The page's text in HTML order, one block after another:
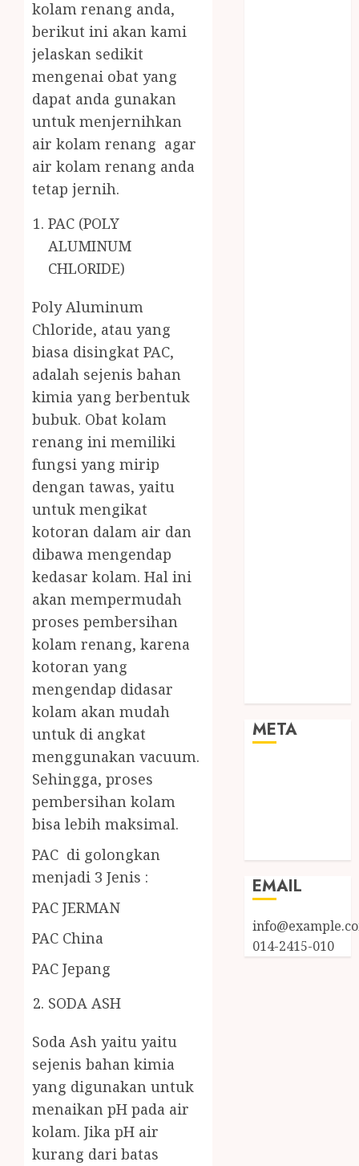
kolam renang anda,
berikut ini akan kami
jelaskan sedikit
mengenai obat yang
dapat anda gunakan
untuk menjernihkan
air kolam renang agar
air kolam renang anda
tetap jernih.
PAC (POLY
ALUMINUM
CHLORIDE)
Poly Aluminum
Chloride, atau yang
biasa disingkat PAC,
adalah sejenis bahan
kimia yang berbentuk
bubuk. Obat kolam
renang ini memiliki
fungsi yang mirip
dengan tawas, yaitu
untuk mengikat
kotoran dalam air dan
dibawa mengendap
kedasar kolam. Hal ini
akan mempermudah
proses pembersihan
kolam renang, karena
kotoran yang
mengendap didasar
kolam akan mudah
untuk di angkat
menggunakan vacuum.
Sehingga, proses
pembersihan kolam
bisa lebih maksimal.
PAC di golongkan
menjadi 3 Jenis :
PAC JERMAN
PAC China
PAC Jepang
SODA ASH
Soda Ash yaitu yaitu
sejenis bahan kimia
yang digunakan untuk
menaikan pH pada air
kolam. Jika pH air
kurang dari batas
META
EMAIL
014-2415-010